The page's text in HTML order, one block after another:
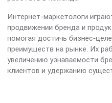
Интернет-маркетологи
продвижении бренда и
помогая достичь бизнес-
преимуществ на рынке. Их
увеличению узнаваемости
клиентов и удержанию